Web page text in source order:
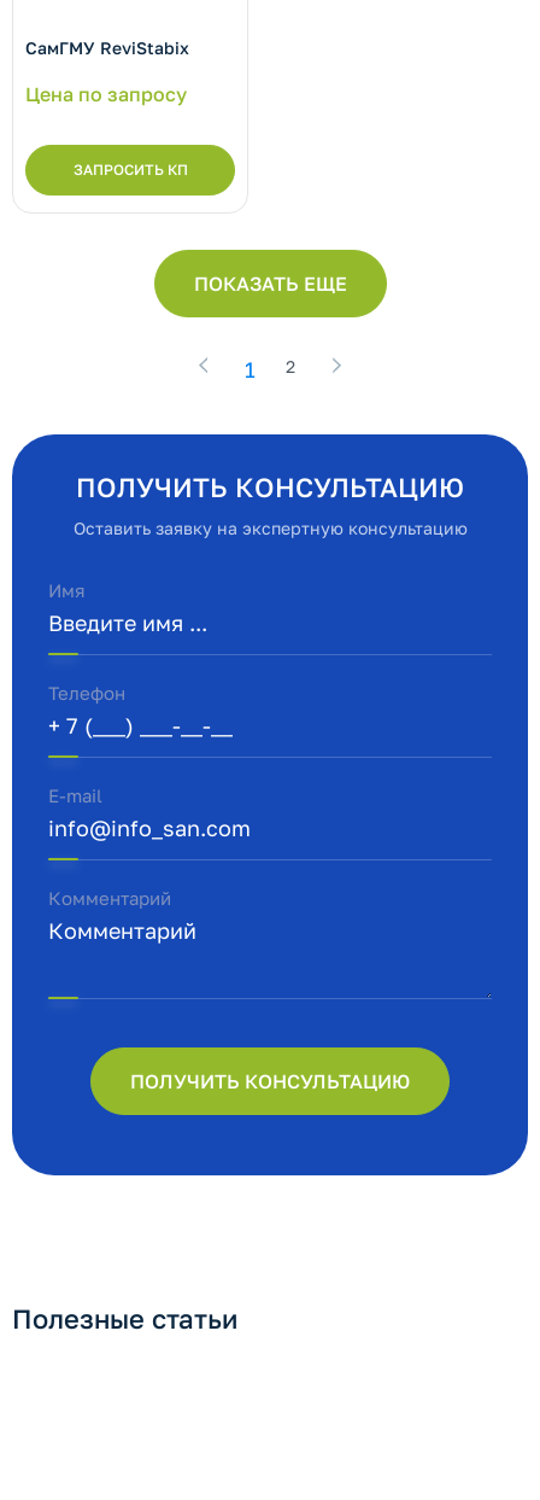
СамГМУ ReviStabix
Цена по запросу
ЗАПРОСИТЬ КП
ПОКАЗАТЬ ЕЩЕ
1 2
ПОЛУЧИТЬ КОНСУЛЬТАЦИЮ
Оставить заявку на экспертную консультацию
Имя
Телефон
E-mail
Комментарий
ПОЛУЧИТЬ КОНСУЛЬТАЦИЮ
Полезные статьи